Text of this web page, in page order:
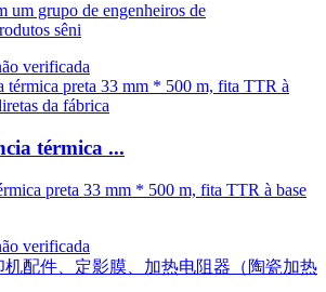
um grupo de engenheiros de
sêni
térmica ...
preta 33 mm * 500 m, fita TTR à base